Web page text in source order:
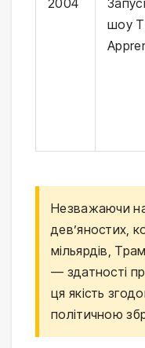
шоу
Незважаючи на
дев’яностих,
мільярдів,
— здатності
ця якість
політичною